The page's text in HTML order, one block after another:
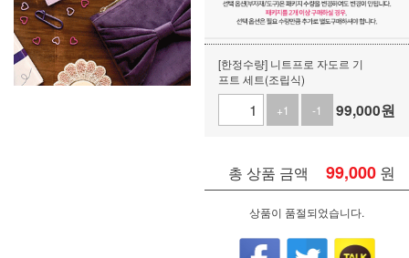
[한정수량] 니트프로 자도르 기
프트 세트(조립식)
+1
-1 99,000원
총 상품 금액 99,000 원
상품이 품절되었습니다.